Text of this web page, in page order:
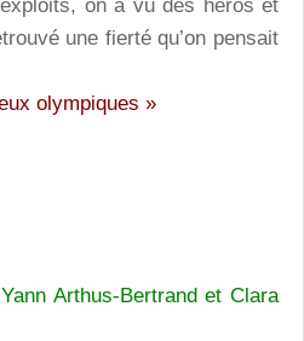
on a vu des héros et
une fierté qu’on pensait
olympiques »
Arthus-Bertrand et Clara